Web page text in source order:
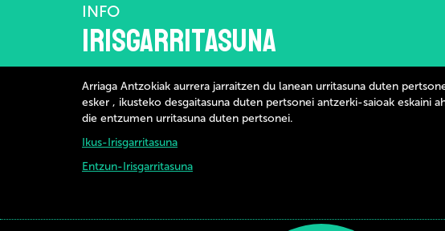
INFO
Irisgarritasuna
Arriaga Antzokiak aurrera jarraitzen du lanean urritasuna duten
esker , ikusteko desgaitasuna duten pertsonei antzerki-saioak eskaini
die entzumen urritasuna duten pertsonei.
Ikus-Irisgarritasuna
Entzun-Irisgarritasuna